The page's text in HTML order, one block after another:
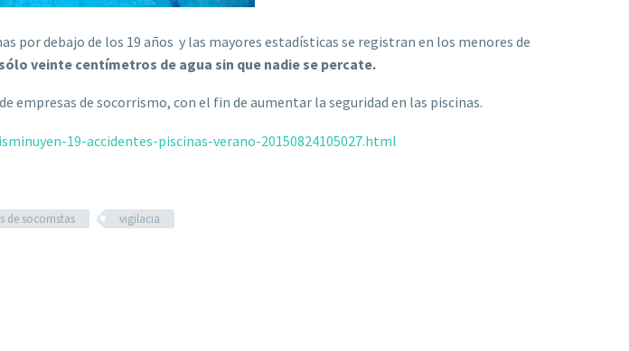
por debajo de los 19 años y las mayores estadísticas se registran en los menores de
veinte centímetros de agua sin que nadie se percate.
de socorrismo, con el fin de aumentar la seguridad en las piscinas.
19-accidentes-piscinas-verano-20150824105027.html
de socorristas vigilacia